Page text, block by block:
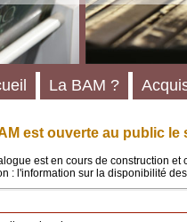
est ouverte au public le
est en cours de construction
: l'information sur la disponibilité
La BAM ?